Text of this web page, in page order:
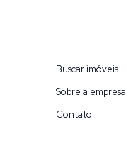
Buscar imóveis
Sobre a empresa
Contato